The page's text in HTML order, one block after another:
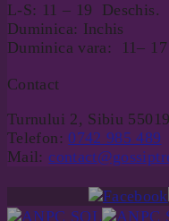
L-S: 11 – 19 Deschis.
Duminica: Inchis
Duminica vara: 11– 17
Contact
Turnului 2, Sibiu
Telefon: 0742 985 489
Mail: